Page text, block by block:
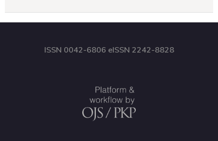
ISSN 0042-6806 eISSN 2242-8828